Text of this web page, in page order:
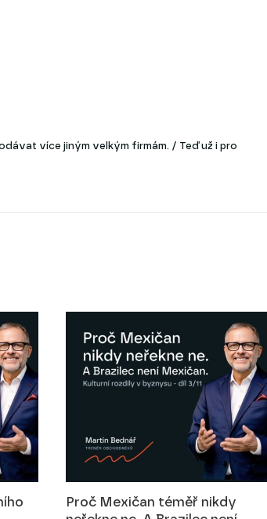
více jiným velkým firmám. / Teď už i pro
Proč Mexičan téměř nikdy